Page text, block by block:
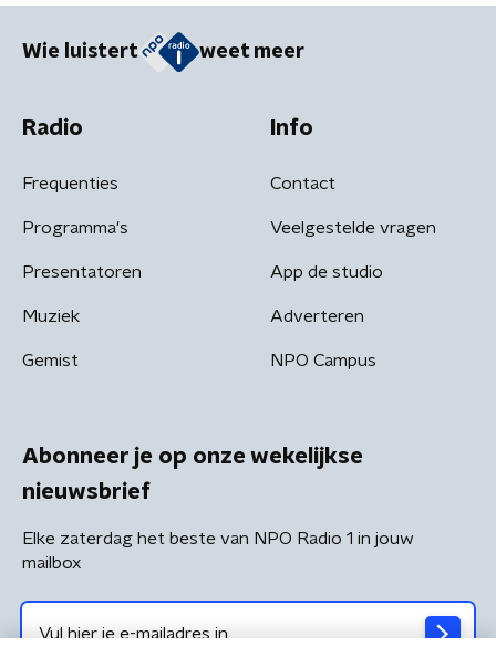
Wie luistert weet meer
Radio
Frequenties
Programma's
Presentatoren
Muziek
Gemist
Info
Contact
Veelgestelde vragen
App de studio
Adverteren
NPO Campus
Abonneer je op onze wekelijkse
nieuwsbrief
Elke zaterdag het beste van NPO Radio 1 in jouw
mailbox